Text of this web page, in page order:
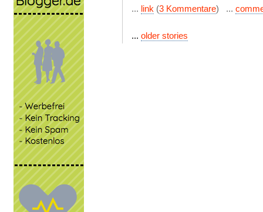
... link (3 Kommentare) ...
... older stories